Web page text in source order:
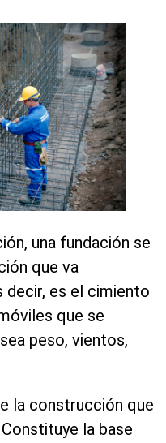
una fundación se
que va
decir, es el cimiento
que se
peso, vientos,
la construcción que
la base